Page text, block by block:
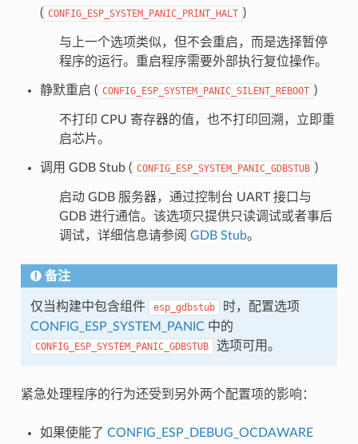
( CONFIG_ESP_SYSTEM_PANIC_PRINT_HALT )
与上一个选项类似，但不会重启，而是选择暂停
程序的运行。重启程序需要外部执行复位操作。
静默重启 ( CONFIG_ESP_SYSTEM_PANIC_SILENT_REBOOT )
不打印 CPU 寄存器的值，也不打印回溯，立即重
启芯片。
调用 GDB Stub ( CONFIG_ESP_SYSTEM_PANIC_GDBSTUB )
启动 GDB 服务器，通过控制台 UART 接口与
GDB 进行通信。该选项只提供只读调试或者事后
调试，详细信息请参阅 GDB Stub。
备注
仅当构建中包含组件 esp_gdbstub
时，配置选项
CONFIG_ESP_SYSTEM_PANIC中的
CONFIG_ESP_SYSTEM_PANIC_GDBSTUB 选项可用。
紧急处理程序的行为还受到另外两个配置项的影响：
如果使能了 CONFIG_ESP_DEBUG_OCDAWARE